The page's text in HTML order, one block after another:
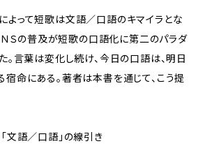
よって短歌は文語／口語のキマイラとな
ＮＳの普及が短歌の口語化に第二のパラダ
。言葉は変化し続け、今日の口語は、明日
命にある。著者は本書を通じて、こう提
文語／口語」の線引き